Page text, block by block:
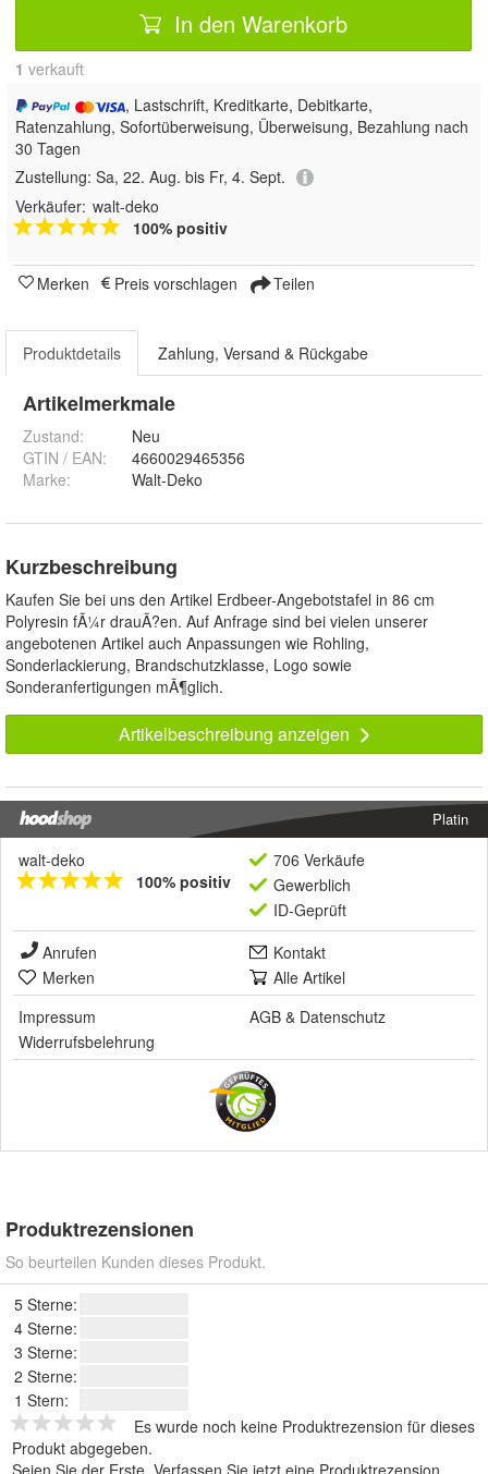
In den Warenkorb
1 verkauft
, Lastschrift, Kreditkarte, Debitkarte,
Ratenzahlung, Sofortüberweisung, Überweisung, Bezahlung nach
30 Tagen
Zustellung: Sa, 22. Aug. bis Fr, 4. Sept.
Verkäufer: walt-deko
100% positiv
Merken Preis vorschlagen Teilen
Produktdetails Zahlung, Versand & Rückgabe
Artikelmerkmale
Zustand:
Neu
GTIN / EAN:
4660029465356
Marke:
Walt-Deko
Kurzbeschreibung
Kaufen Sie bei uns den Artikel Erdbeer-Angebotstafel in 86 cm
Polyresin fÃ¼r drauÃ?en. Auf Anfrage sind bei vielen unserer
angebotenen Artikel auch Anpassungen wie Rohling,
Sonderlackierung, Brandschutzklasse, Logo sowie
Sonderanfertigungen mÃ¶glich.
Artikelbeschreibung anzeigen
Platin
walt-deko
100% positiv
706 Verkäufe
Gewerblich
ID-Geprüft
Anrufen
Kontakt
Merken
Alle Artikel
Impressum
AGB & Datenschutz
Widerrufsbelehrung
Produktrezensionen
So beurteilen Kunden dieses Produkt.
5 Sterne:
4 Sterne:
3 Sterne:
2 Sterne:
1 Stern:
Es wurde noch keine Produktrezension für dieses
Produkt abgegeben.